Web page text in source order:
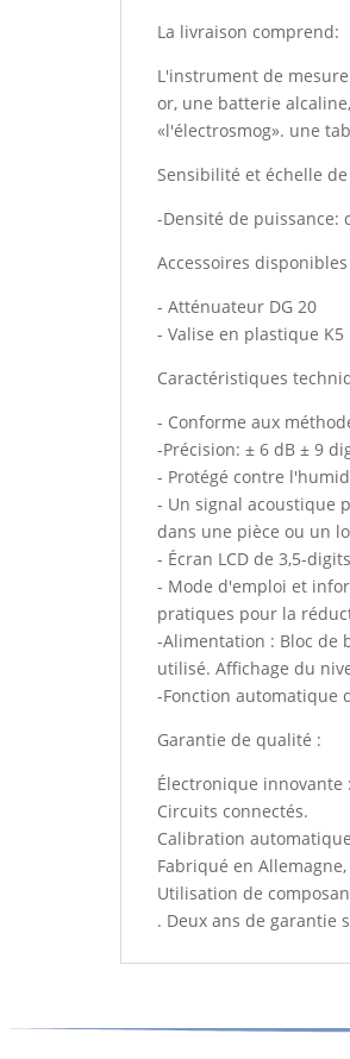
La livraison comprend:
L'instrument de
or, une batterie
«l'électrosmog». une
Sensibilité et échelle
-Densité de puissance:
Accessoires
- Atténuateur DG 20
- Valise en plastique K5
Caractéristiques
- Conforme aux
-Précision: ± 6 dB ± 9
- Protégé contre
- Un signal acoustique
dans une pièce ou un
- Écran LCD de 3,5-
- Mode d'emploi et
pratiques pour la
-Alimentation : Bloc de
utilisé. Affichage du
-Fonction automatique
Garantie de qualité :
Électronique innovante
Circuits connectés.
Calibration
Fabriqué en
Utilisation de
. Deux ans de garantie